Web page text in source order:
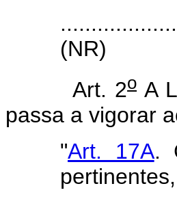
(NR)
Art. 2o A
passa a vigorar
"Art. 17A.